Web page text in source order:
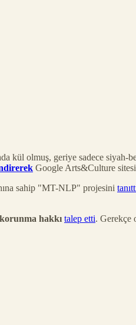
olmuş, geriye sadece siyah-
Google Arts&Culture
sahip "MT-NLP" projesini
hakkı talep etti. Gerekçe